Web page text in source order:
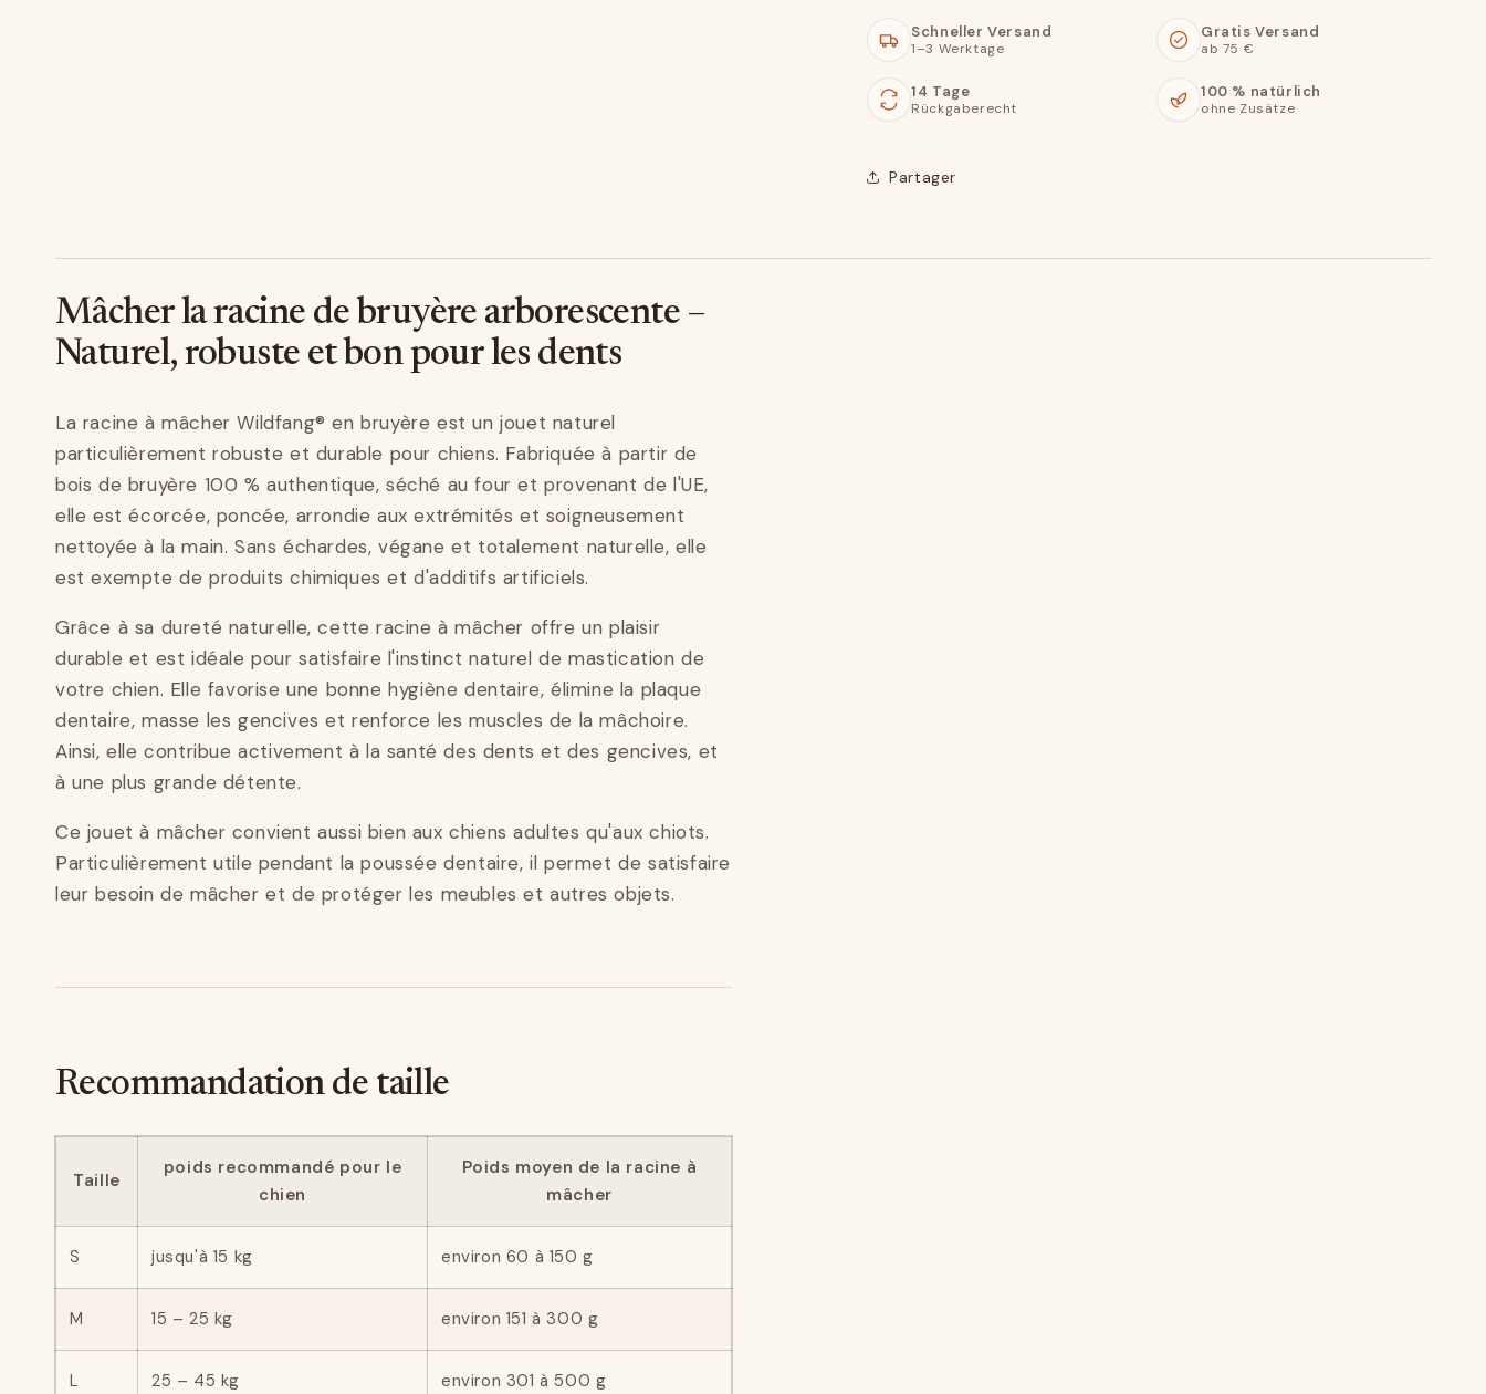
Schneller Versand
1–3 Werktage
Gratis Versand
ab 75 €
14 Tage
Rückgaberecht
100 % natürlich
ohne Zusätze
Partager
Mâcher la racine de bruyère arborescente –
Naturel, robuste et bon pour les dents
La racine à mâcher Wildfang® en bruyère est un jouet naturel
particulièrement robuste et durable pour chiens. Fabriquée à partir de
bois de bruyère 100 % authentique, séché au four et provenant de l'UE,
elle est écorcée, poncée, arrondie aux extrémités et soigneusement
nettoyée à la main. Sans échardes, végane et totalement naturelle, elle
est exempte de produits chimiques et d'additifs artificiels.
Grâce à sa dureté naturelle, cette racine à mâcher offre un plaisir
durable et est idéale pour satisfaire l'instinct naturel de mastication de
votre chien. Elle favorise une bonne hygiène dentaire, élimine la plaque
dentaire, masse les gencives et renforce les muscles de la mâchoire.
Ainsi, elle contribue activement à la santé des dents et des gencives, et
à une plus grande détente.
Ce jouet à mâcher convient aussi bien aux chiens adultes qu'aux chiots.
Particulièrement utile pendant la poussée dentaire, il permet de satisfaire
leur besoin de mâcher et de protéger les meubles et autres objets.
Recommandation de taille
Taille
poids recommandé pour le
chien
Poids moyen de la racine à
mâcher
S jusqu'à 15 kg environ 60 à 150 g
M 15 – 25 kg environ 151 à 300 g
L 25 – 45 kg environ 301 à 500 g